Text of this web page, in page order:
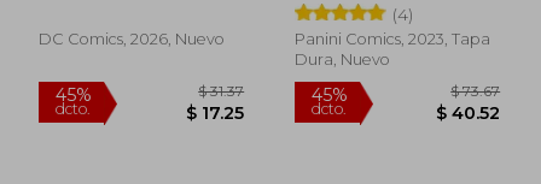
DC Comics, 2026, Nuevo
(4)
Panini Comics, 2023, Tapa
Dura, Nuevo